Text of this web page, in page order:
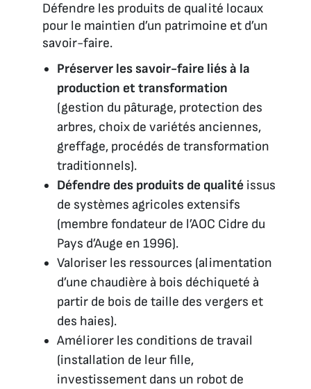
Défendre les produits de qualité locaux
pour le maintien d’un patrimoine et d’un
savoir-faire.
Préserver les savoir-faire liés à la
production et transformation
(gestion du pâturage, protection des
arbres, choix de variétés anciennes,
greffage, procédés de transformation
traditionnels).
Défendre des produits de qualité issus
de systèmes agricoles extensifs
(membre fondateur de l’AOC Cidre du
Pays d’Auge en 1996).
Valoriser les ressources (alimentation
d’une chaudière à bois déchiqueté à
partir de bois de taille des vergers et
des haies).
Améliorer les conditions de travail
(installation de leur fille,
investissement dans un robot de